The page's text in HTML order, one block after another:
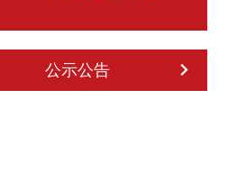
公示公告